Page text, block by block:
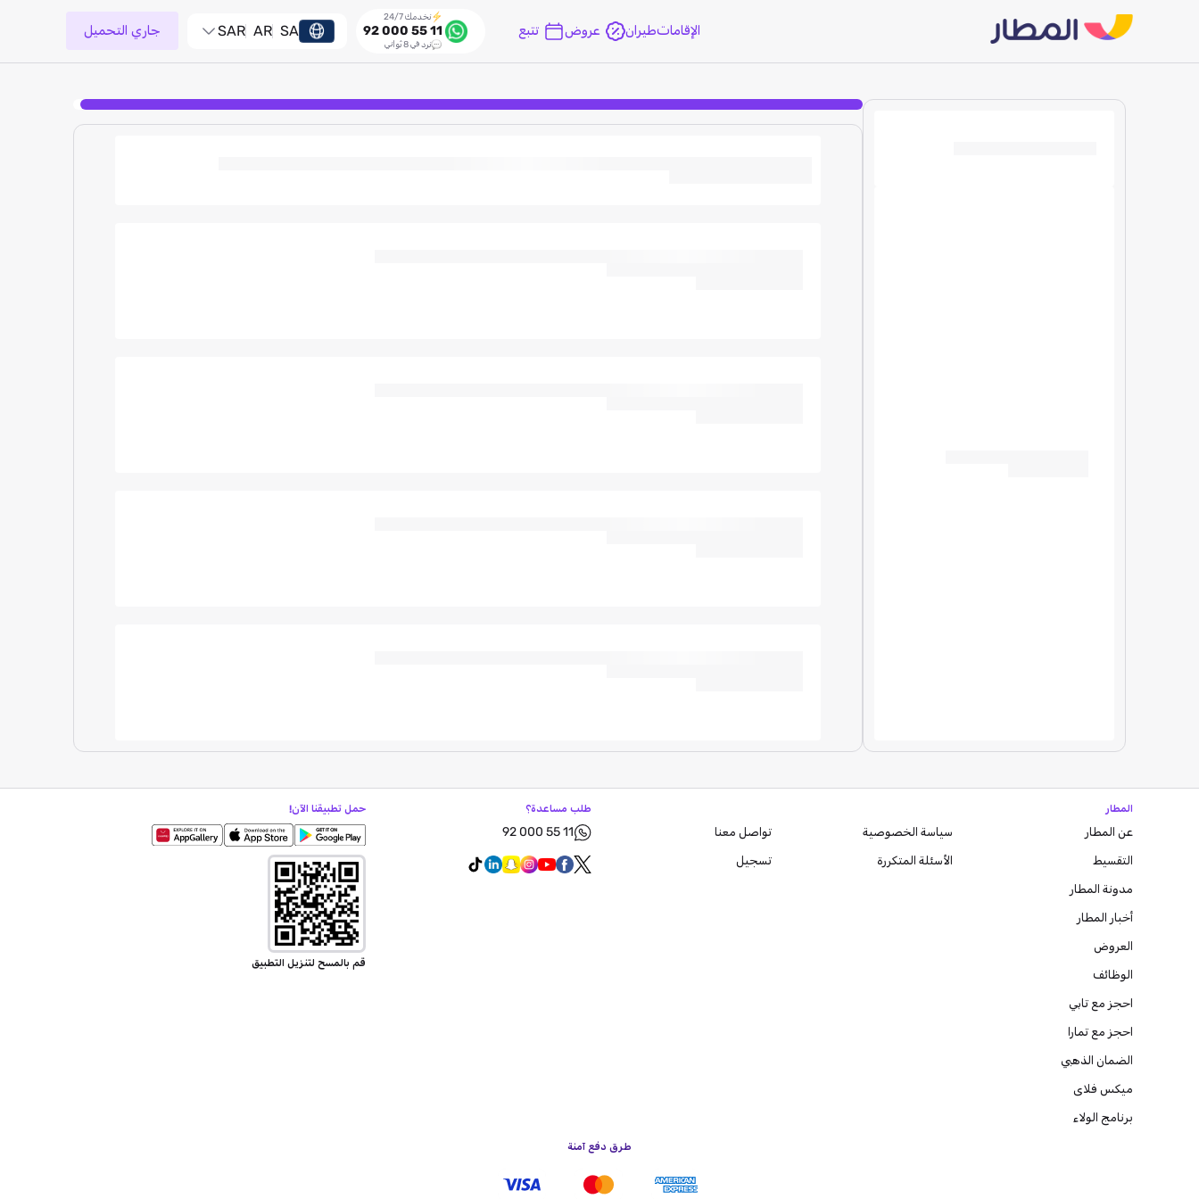
الإقاماتطيران عروض تتبع
نخدمك 24/7
92 000 55 11
نرد في 8 ثواني
SA
AR
SAR جاري التحميل
المطار
عن المطار
التقسيط
مدونة المطار
أخبار المطار
العروض
الوظائف
احجز مع تابي
احجز مع تمارا
الضمان الذهبي
ميكس فلاى
برنامج الولاء
سياسة الخصوصية
الأسئلة المتكررة
تواصل معنا
تسجيل
طلب مساعدة؟
92 000 55 11
حمل تطبيقنا الآن!
قم بالمسح لتنزيل التطبيق
طرق دفع آمنة